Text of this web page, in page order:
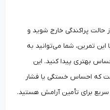
پراکندگی خارج شوید و
شما می‌توانید به
پیدا کنید. این
احساس خستگی یا فشار
برای تأمین آرامش هستید.